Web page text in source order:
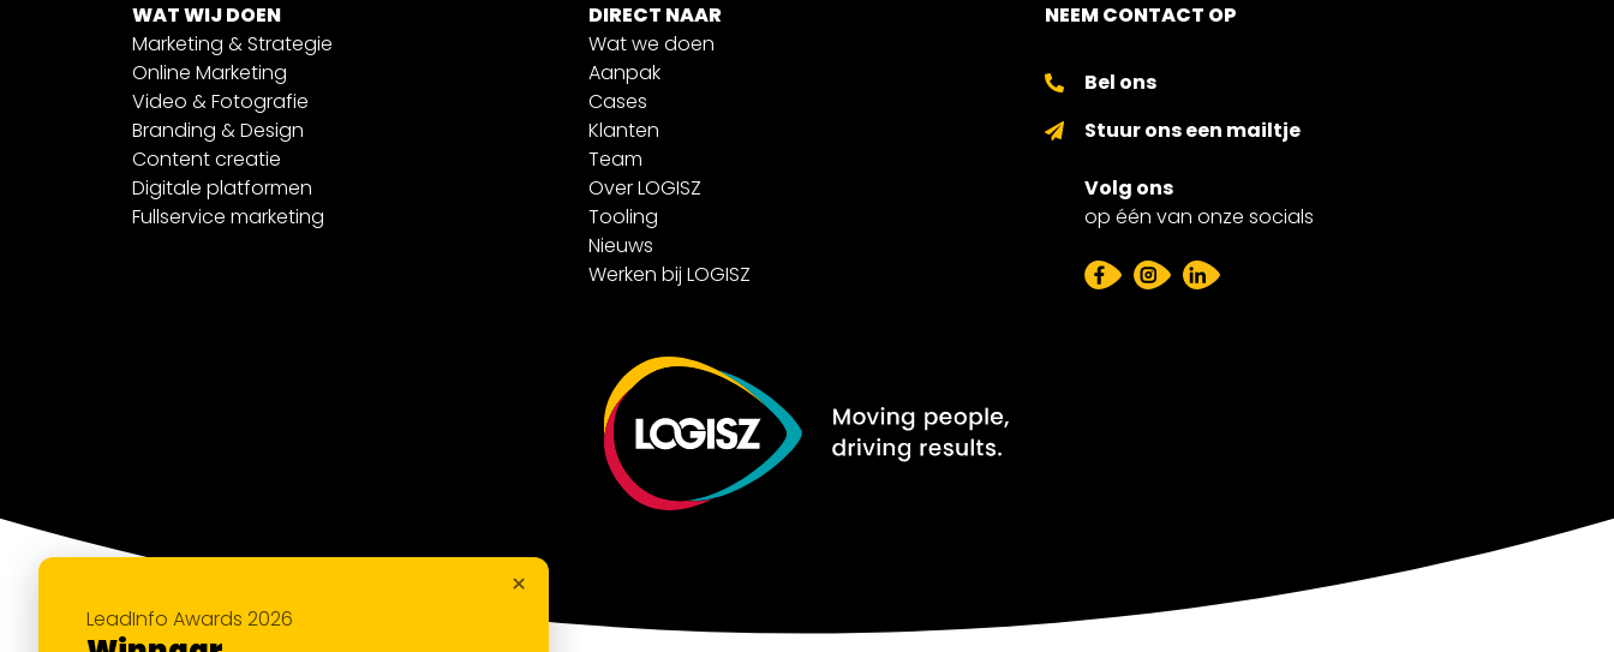
×
LeadInfo Awards 2026
WAT WIJ DOEN
Marketing & Strategie
Online Marketing
Video & Fotografie
Branding & Design
Content creatie
Digitale platformen
Fullservice marketing
DIRECT NAAR
Wat we doen
Aanpak
Cases
Klanten
Team
Over LOGISZ
Tooling
Nieuws
Werken bij LOGISZ
NEEM CONTACT OP
Bel ons
Stuur ons een mailtje
Volg ons
op één van onze socials